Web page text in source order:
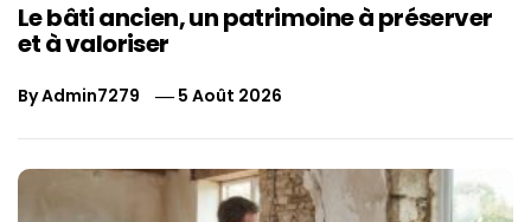
Le bâti ancien, un patrimoine à préserver
et à valoriser
ByAdmin7279 5 Août 2026